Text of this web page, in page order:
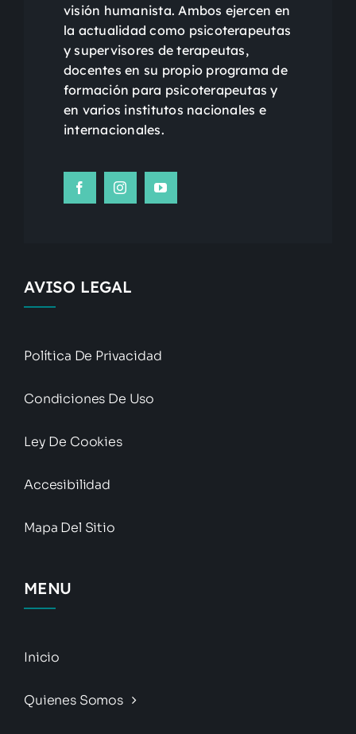
visión humanista. Ambos ejercen en
la actualidad como psicoterapeutas
y supervisores de terapeutas,
docentes en su propio programa de
formación para psicoterapeutas y
en varios institutos nacionales e
internacionales.
AVISO LEGAL
Política De Privacidad
Condiciones De Uso
Ley De Cookies
Accesibilidad
Mapa Del Sitio
MENU
Inicio
Quienes Somos